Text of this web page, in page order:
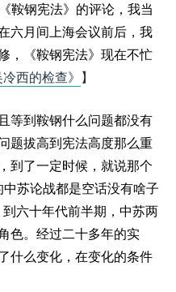
鞍钢宪法》的评论，我当
六月间上海会议前后，我
，《鞍钢宪法》现在不忙
冷西的检查》 】
等到鞍钢什么问题都没有
题拔高到宪法高度那么重
到了一定时候，就说那个
苏论战都是空话没有啥子
六十年代前半期，中苏两
色。经过二十多年的实
什么变化，在变化的条件